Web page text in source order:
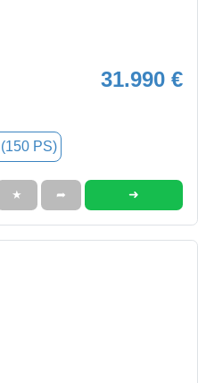
31.990 €
PS)
★ ➦ ➜